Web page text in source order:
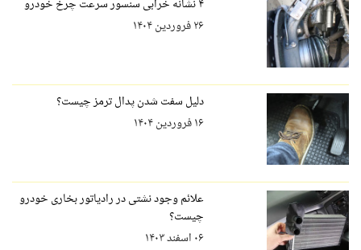
۴ نشانه خرابی سنسور سرعت چرخ خودرو
۲۶ فروردین ۱۴۰۴
دلیل سفت شدن پدال ترمز چیست؟
۱۶ فروردین ۱۴۰۴
علائم وجود نشتی در رادیاتور بخاری خودرو
چیست؟
۰۶ اسفند ۱۴۰۳